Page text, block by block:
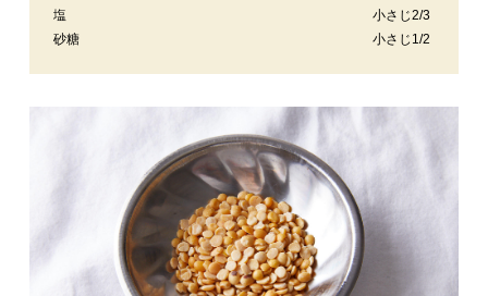
塩
小さじ2/3
砂糖
小さじ1/2